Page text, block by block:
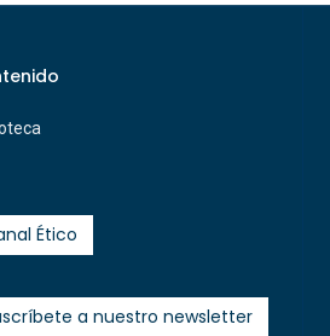
Ético
a nuestro newsletter